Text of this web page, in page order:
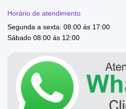
Horário de atendimento
Segunda a sexta: 08:00 ás 17:00
Sábado 08:00 ás 12:00